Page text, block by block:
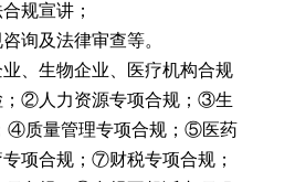
规宣讲；
询及法律审查等。
、⽣物企业、医疗机构合规
②⼈⼒资源专项合规；③⽣
④质量管理专项合规；⑤医药
项合规；⑦财税专项合规；